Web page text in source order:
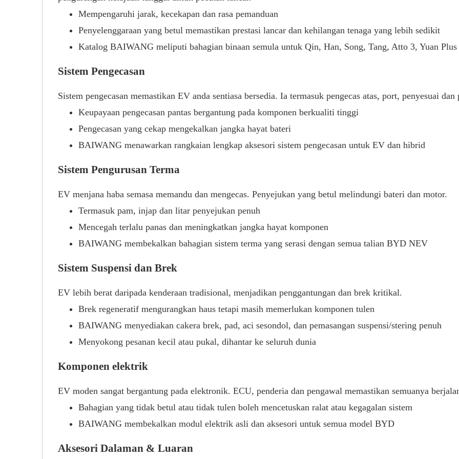
Mempengaruhi jarak, kecekapan dan rasa pemanduan
Penyelenggaraan yang betul memastikan prestasi lancar dan kehilangan tenaga yang lebih sedikit
Katalog BAIWANG meliputi bahagian binaan semula untuk Qin, Han, Song, Tang, Atto 3, Yuan Plus
Sistem Pengecasan
Sistem pengecasan memastikan EV anda sentiasa bersedia. Ia termasuk pengecas atas, port, penyesuai dan
Keupayaan pengecasan pantas bergantung pada komponen berkualiti tinggi
Pengecasan yang cekap mengekalkan jangka hayat bateri
BAIWANG menawarkan rangkaian lengkap aksesori sistem pengecasan untuk EV dan hibrid
Sistem Pengurusan Terma
EV menjana haba semasa memandu dan mengecas. Penyejukan yang betul melindungi bateri dan motor.
Termasuk pam, injap dan litar penyejukan penuh
Mencegah terlalu panas dan meningkatkan jangka hayat komponen
BAIWANG membekalkan bahagian sistem terma yang serasi dengan semua talian BYD NEV
Sistem Suspensi dan Brek
EV lebih berat daripada kenderaan tradisional, menjadikan penggantungan dan brek kritikal.
Brek regeneratif mengurangkan haus tetapi masih memerlukan komponen tulen
BAIWANG menyediakan cakera brek, pad, aci sesondol, dan pemasangan suspensi/stering penuh
Menyokong pesanan kecil atau pukal, dihantar ke seluruh dunia
Komponen elektrik
EV moden sangat bergantung pada elektronik. ECU, penderia dan pengawal memastikan semuanya
Bahagian yang tidak betul atau tidak tulen boleh mencetuskan ralat atau kegagalan sistem
BAIWANG membekalkan modul elektrik asli dan aksesori untuk semua model BYD
Aksesori Dalaman & Luaran